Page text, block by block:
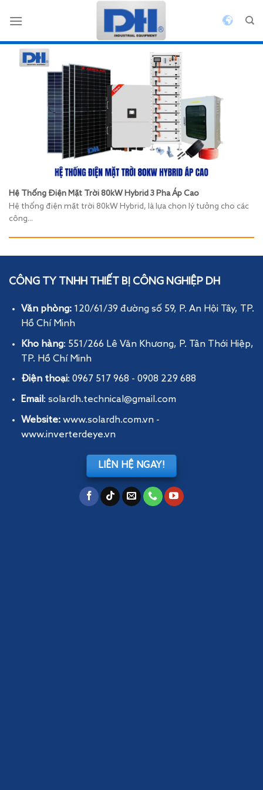
qua
dung
Hệ Thống Điện Mặt Trời 80kW Hybrid 3 Pha Áp Cao
Hệ thống điện mặt trời 80kW Hybrid, là lựa chọn lý tưởng cho các
công...
CÔNG TY TNHH THIẾT BỊ CÔNG NGHIỆP DH
Văn phòng: 120/61/39 đường số 59, P. An Hội Tây, TP.
Hồ Chí Minh
Kho hàng: 551/266 Lê Văn Khương, P. Tân Thới Hiệp,
TP. Hồ Chí Minh
Điện thoại: 0967 517 968 - 0908 229 688
Email : solardh.technical@gmail.com
Website: www.solardh.com.vn-
www.inverterdeye.vn
LIÊN HỆ NGAY!